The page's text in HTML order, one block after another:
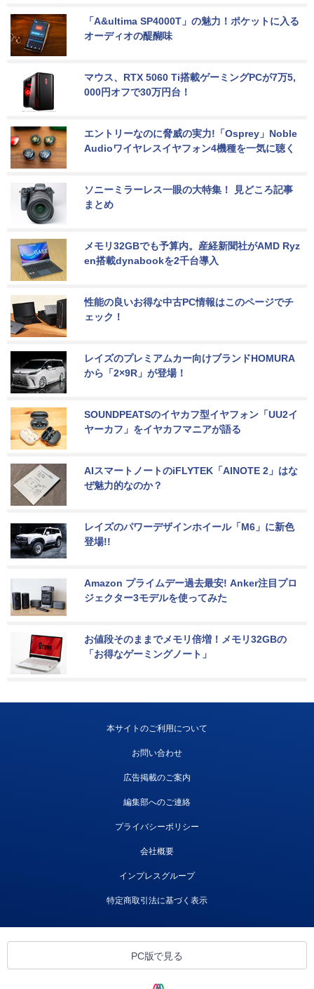
「A&ultima SP4000T」の魅力！ポケットに入る
オーディオの醍醐味
マウス、RTX 5060 Ti搭載ゲーミングPCが7万5,
000円オフで30万円台！
エントリーなのに脅威の実力!「Osprey」Noble
Audioワイヤレスイヤフォン4機種を一気に聴く
ソニーミラーレス一眼の大特集！ 見どころ記事
まとめ
メモリ32GBでも予算内。産経新聞社がAMD Ryz
en搭載dynabookを2千台導入
性能の良いお得な中古PC情報はこのページでチ
ェック！
レイズのプレミアムカー向けブランドHOMURA
から「2×9R」が登場！
SOUNDPEATSのイヤカフ型イヤフォン「UU2イ
ヤーカフ」をイヤカフマニアが語る
AIスマートノートのiFLYTEK「AINOTE 2」はな
ぜ魅力的なのか？
レイズのパワーデザインホイール「M6」に新色
登場!!
Amazon プライムデー過去最安! Anker注目プロ
ジェクター3モデルを使ってみた
お値段そのままでメモリ倍増！メモリ32GBの
「お得なゲーミングノート」
本サイトのご利用について
お問い合わせ
広告掲載のご案内
編集部へのご連絡
プライバシーポリシー
会社概要
インプレスグループ
特定商取引法に基づく表示
PC版で見る